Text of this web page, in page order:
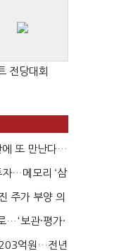
전당대회
에 또 만난다…
…메모리 ‘삼
주가 부양 의
…'보관·평가·
억원…전년